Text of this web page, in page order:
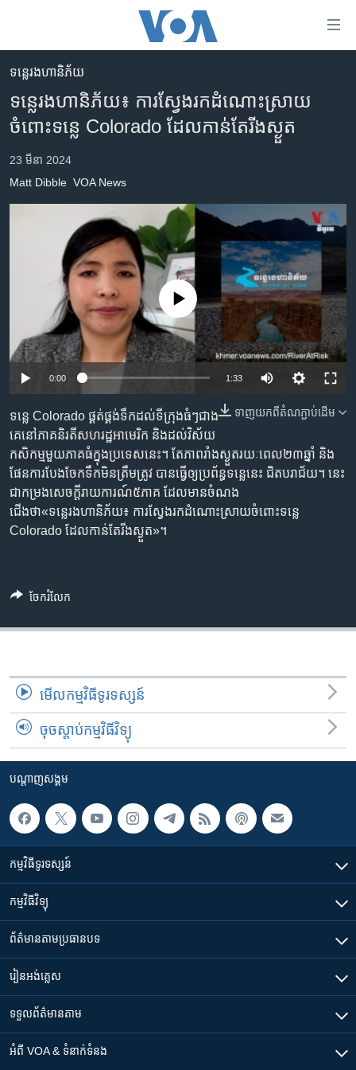
គេហទំព័រ​
រំលង​
និង​
ទៅ​​
ទំព័រ​
ព័ត៌មាន​​
រចនា
សម្ព័ន្ធ​
រំលង​
និង​
ចូល​
ទៅ​
កាន់​
ទំព័រ​
ស្វែង​
រក
កម្ពុជា
អន្តរជាតិ
កម្ពុជាច្នៃប្រតិដ្ឋ
ព្រឹត្តិការណ៍ព័ត៌មាន
ទូរទស្សន៍ / វីដេអូ​
វិទ្យុ / ផតខាសថ៍
កម្មវិធីទាំងអស់
Khmer English
បណ្តាញ​សង្គម
ភាសា
ទន្លេរងហានិភ័យ
ទន្លេ​រង​ហានិភ័យ៖​ ការ​ស្វែង​រក​ដំណោះស្រាយ​
ចំពោះ​ទន្លេ​ Colorado​ ដែល​កាន់​តែ​រីងស្ងួត
23 មីនា 2024
Matt Dibble VOA News
No media source currently available
0:00 1:33
ទាញ​យក​ពី​តំណភ្ជាប់​ដើម
ទន្លេ Colorado ផ្គត់ផ្គង់​ទឹក​ដល់​ទីក្រុង​ធំៗ​ជាង​
គេនៅ​ភាគ​និរតី​សហរដ្ឋ​អាមេរិក​ និង​ដល់​វិស័យ​
កសិកម្ម​មួយ​ភាគ​ធំ​ក្នុង​ប្រទេស​នេះ។ តែ​ភាព​រាំងស្ងួត​រយៈ​ពេល​២៣​ឆ្នាំ​ និង​
ផែន​ការ​បែងចែក​ទឹក​មិន​ត្រឹមត្រូវ បាន​ធ្វើ​ឲ្យ​ប្រព័ន្ធ​ទន្លេ​នេះ ជិត​បរាជ័យ។ នេះ
ជាកម្រងសេចក្តីរាយការណ៍៥ភាគ ដែលមានចំណង
ជើងថា«ទន្លេរងហានិភ័យ៖ ការស្វែងរកដំណោះស្រាយចំពោះទន្លេ
Colorado ដែលកាន់តែរីងស្ងួត»។
ចែករំលែក
មើល​កម្មវិធី​ទូរទស្សន៍
ចុចស្តាប់កម្មវិធីវិទ្យុ
បណ្តាញ​សង្គម
កម្មវិធី​ទូរទស្សន៍
កម្មវិធី​វិទ្យុ
ព័ត៌មាន​តាមប្រធានបទ​
រៀន​​អង់គ្លេស
ទទួល​ព័ត៌មាន​តាម
អំពី​ VOA & ទំនាក់ទំនង